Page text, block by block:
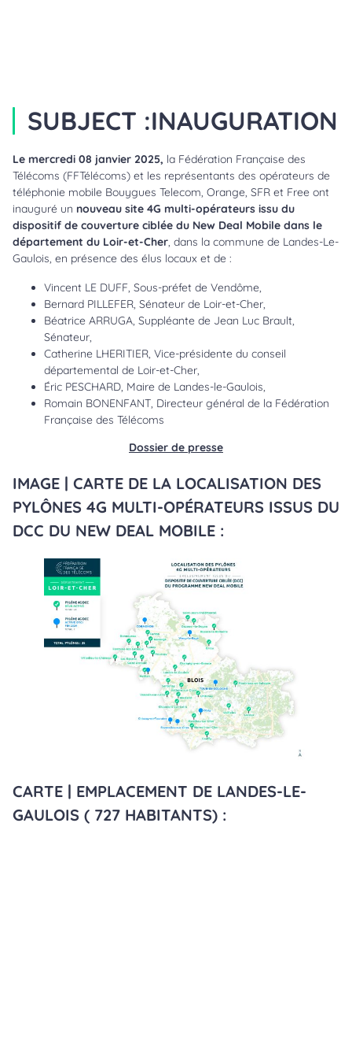
SUBJECT :INAUGURATION
Le mercredi 08 janvier 2025, la Fédération Française des
Télécoms (FFTélécoms) et les représentants des opérateurs de
téléphonie mobile Bouygues Telecom, Orange, SFR et Free ont
inauguré un nouveau site 4G multi-opérateurs issu du
dispositif de couverture ciblée du New Deal Mobile dans le
département du Loir-et-Cher, dans la commune de Landes-Le-
Gaulois, en présence des élus locaux et de :
Vincent LE DUFF, Sous-préfet de Vendôme,
Bernard PILLEFER, Sénateur de Loir-et-Cher,
Béatrice ARRUGA, Suppléante de Jean Luc Brault,
Sénateur,
Catherine LHERITIER, Vice-présidente du conseil
départemental de Loir-et-Cher,
Éric PESCHARD, Maire de Landes-le-Gaulois,
Romain BONENFANT, Directeur général de la Fédération
Française des Télécoms
Dossier de presse
IMAGE | CARTE DE LA LOCALISATION DES
PYLÔNES 4G MULTI-OPÉRATEURS ISSUS DU
DCC DU NEW DEAL MOBILE :
CARTE | EMPLACEMENT DE LANDES-LE-
GAULOIS ( 727 HABITANTS) :